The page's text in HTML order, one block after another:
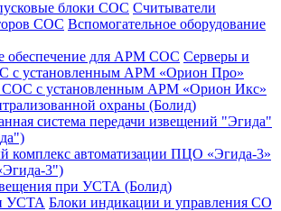
блоки СОС Считыватели
СОС Вспомогательное оборудование
обеспечение для АРМ СОС Серверы и
с установленным АРМ «Орион Про»
СОС с установленным АРМ «Орион Икс»
охраны (Болид)
система передачи извещений "Эгида"
комплекс автоматизации ПЦО «Эгида-3»
3")
при УСТА (Болид)
УСТА Блоки индикации и управления СО